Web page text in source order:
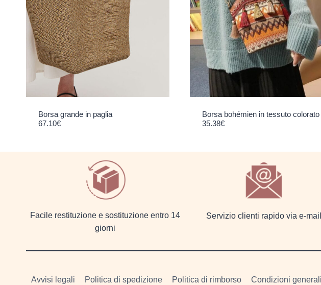
Borsa grande in paglia
67.10€
Borsa bohémien in tessuto colorato
35.38€
Facile restituzione e sostituzione entro 14
giorni
Servizio clienti rapido via e-mail
Avvisi legali Politica di spedizione Politica di rimborso Condizioni